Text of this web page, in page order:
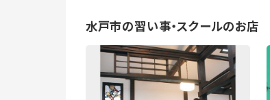
水戸市の習い事・スクールのお店